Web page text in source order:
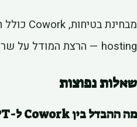
hosting — הרצת המודל על שרתי הארגון עצמו — מה שפותר חששות אבטחה.
שאלות נפוצות
מה ההבדל בין Cowork ל-ChatGPT?